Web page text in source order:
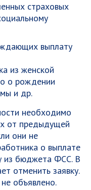
страховых
выплату
из женской
о рождении
и др.
необходимо
от предыдущей
они не
о выплате
из бюджета ФСС. В
отменить заявку.
объявлено.